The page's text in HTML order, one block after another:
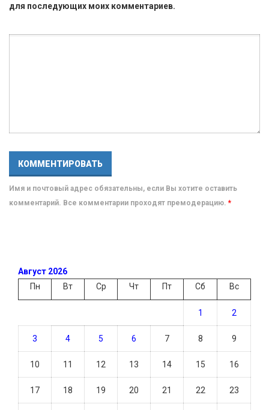
для последующих моих комментариев.
Имя и почтовый адрес обязательны, если Вы хотите оставить
комментарий. Все комментарии проходят премодерацию. *
Август 2026
Пн
Вт Ср Чт Пт Сб Вс
1 2
3 4 5 6 7 8 9
10 11 12 13 14 15 16
17 18 19 20 21 22 23